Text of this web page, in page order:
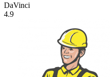
DaVinci
4.9